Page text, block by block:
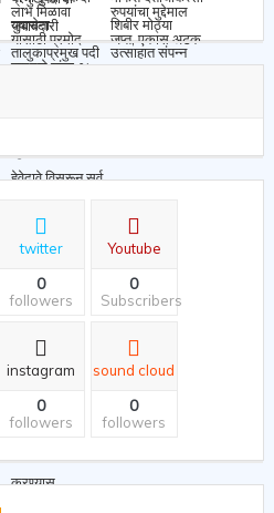
twitter
0
followers
Youtube
0
Subscribers
instagram
0
followers
sound cloud
0
followers